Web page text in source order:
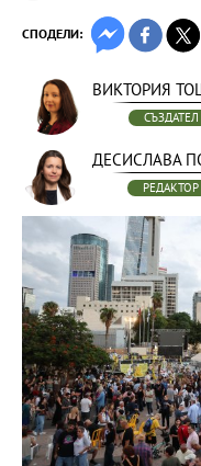
СПОДЕЛИ:
ВИКТОРИЯ
СЪЗДАТЕЛ
ДЕСИСЛАВА
РЕДАКТОР